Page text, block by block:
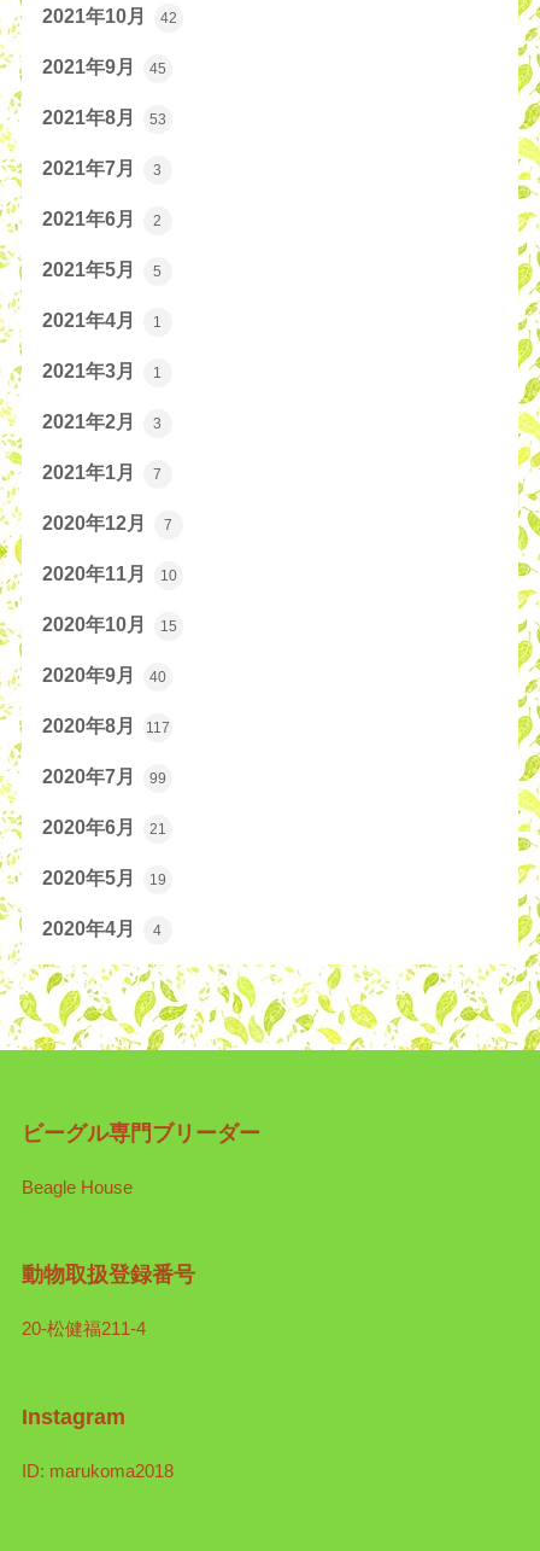
2021年10月 42
2021年9月 45
2021年8月 53
2021年7月 3
2021年6月 2
2021年5月 5
2021年4月 1
2021年3月 1
2021年2月 3
2021年1月 7
2020年12月 7
2020年11月 10
2020年10月 15
2020年9月 40
2020年8月 117
2020年7月 99
2020年6月 21
2020年5月 19
2020年4月 4
ビーグル専門ブリーダー
Beagle House
動物取扱登録番号
20-松健福211-4
Instagram
ID: marukoma2018